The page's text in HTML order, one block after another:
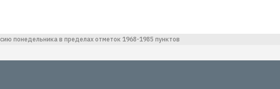
понедельника в пределах отметок 1968-1985 пунктов